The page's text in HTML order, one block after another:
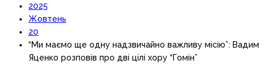
2025
Жовтень
20
“Ми маємо ще одну надзвичайно важливу місію”: Вадим
Яценко розповів про дві цілі хору “Гомін”